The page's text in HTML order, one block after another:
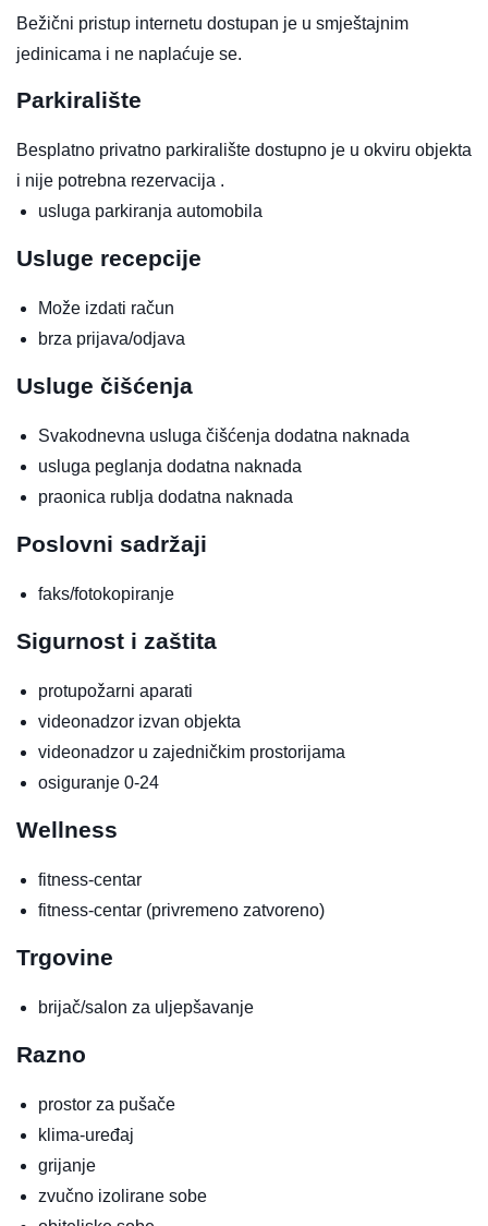
Bežični pristup internetu dostupan je u smještajnim
jedinicama i ne naplaćuje se.
Parkiralište
Besplatno privatno parkiralište dostupno je u okviru objekta
i nije potrebna rezervacija .
usluga parkiranja automobila
Usluge recepcije
Može izdati račun
brza prijava/odjava
Usluge čišćenja
Svakodnevna usluga čišćenja dodatna naknada
usluga peglanja dodatna naknada
praonica rublja dodatna naknada
Poslovni sadržaji
faks/fotokopiranje
Sigurnost i zaštita
protupožarni aparati
videonadzor izvan objekta
videonadzor u zajedničkim prostorijama
osiguranje 0-24
Wellness
fitness-centar
fitness-centar (privremeno zatvoreno)
Trgovine
brijač/salon za uljepšavanje
Razno
prostor za pušače
klima-uređaj
grijanje
zvučno izolirane sobe